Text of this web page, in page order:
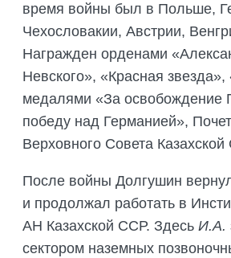
время войны был в Польше,
Чехословакии, Австрии,
Награжден орденами
Невского», «Красная звезда»,
медалями «За освобождение
победу над Германией»,
Верховного Совета
После войны Долгушин
и продолжал работать в
АН Казахской ССР. Здесь И.А.
сектором наземных